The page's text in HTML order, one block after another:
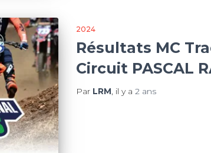
2024
Résultats MC
Circuit PASCAL
Par LRM, il y a 2 ans